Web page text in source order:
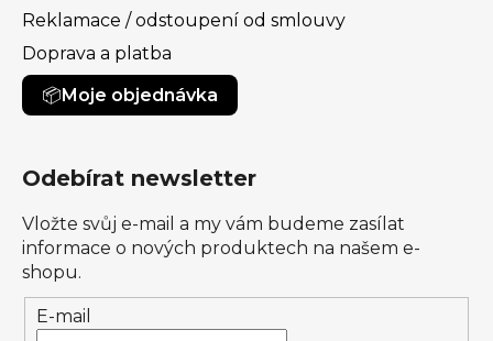
Reklamace / odstoupení od smlouvy
Doprava a platba
Moje objednávka
Odebírat newsletter
Vložte svůj e-mail a my vám budeme zasílat
informace o nových produktech na našem e-
shopu.
E-mail